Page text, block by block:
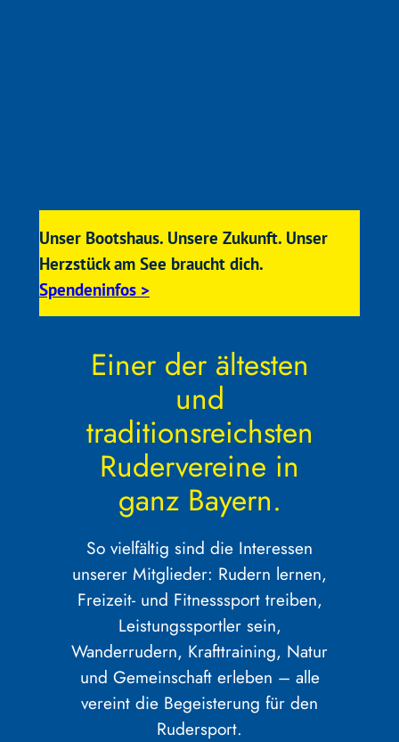
Unser Bootshaus. Unsere Zukunft. Unser
Herzstück am See braucht dich.
Spendeninfos >
Einer der ältesten
und
traditionsreichsten
Rudervereine in
ganz Bayern.
So vielfältig sind die Interessen
unserer Mitglieder: Rudern lernen,
Freizeit- und Fitnesssport treiben,
Leistungssportler sein,
Wanderrudern, Krafttraining, Natur
und Gemeinschaft erleben – alle
vereint die Begeisterung für den
Rudersport.